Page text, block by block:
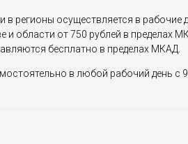
в регионы осуществляется в рабочие
и области от 750 рублей в пределах
бесплатно в пределах МКАД.
в любой рабочий день с